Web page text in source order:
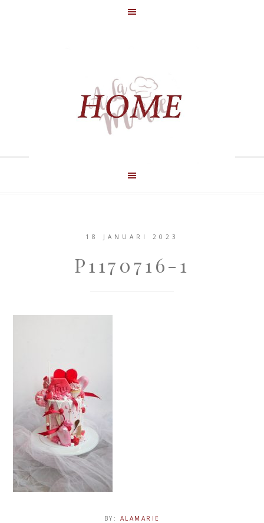
18 JANUARI 2023
P1170716-1
BY: ALAMARIE